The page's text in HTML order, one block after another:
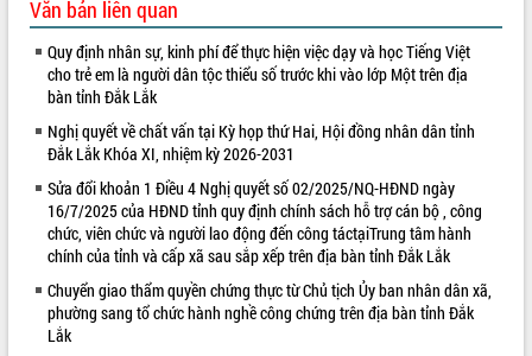
VIDEO
Loading the player...
Khám bệnh, cấp phát thuốc miễn phí
và tặng quà người dân xã Cư Pui
Hội nghị UBND tỉnh Đắk Lắk thường kỳ
Văn bản liên quan
Quy định nhân sự, kinh phí để thực hiện việc dạy và học Tiếng Việt
cho trẻ em là người dân tộc thiểu số trước khi vào lớp Một trên địa
bàn tỉnh Đắk Lắk
Nghị quyết về chất vấn tại Kỳ họp thứ Hai, Hội đồng nhân dân tỉnh
Đắk Lắk Khóa XI, nhiệm kỳ 2026-2031
Sửa đổi khoản 1 Điều 4 Nghị quyết số 02/2025/NQ-HĐND ngày
16/7/2025 của HĐND tỉnh quy định chính sách hỗ trợ cán bộ , công
chức, viên chức và người lao động đến công táctạiTrung tâm hành
chính của tỉnh và cấp xã sau sắp xếp trên địa bàn tỉnh Đắk Lắk
Chuyển giao thẩm quyền chứng thực từ Chủ tịch Ủy ban nhân dân xã,
phường sang tổ chức hành nghề công chứng trên địa bàn tỉnh Đắk
Lắk